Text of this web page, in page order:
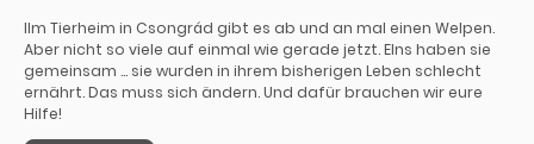
IIm Tierheim in Csongrád gibt es ab und an mal einen Welpen.
Aber nicht so viele auf einmal wie gerade jetzt. EIns haben sie
gemeinsam ... sie wurden in ihrem bisherigen Leben schlecht
ernährt. Das muss sich ändern. Und dafür brauchen wir eure
Hilfe!